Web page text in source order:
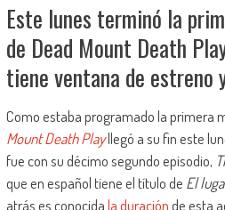
Este lunes terminó la
de Dead Mount Death
tiene ventana de estreno
Como estaba programado la primera
Mount Death Playllegó a su fin este
fue con su décimo segundo episodio,
que en español tiene el título de El
atrás es conocidala duraciónde esta